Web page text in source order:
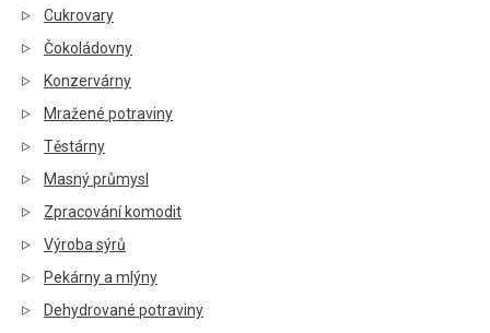
Cukrovary
Čokoládovny
Konzervárny
Mražené potraviny
Těstárny
Masný průmysl
Zpracování komodit
Výroba sýrů
Pekárny a mlýny
Dehydrované potraviny